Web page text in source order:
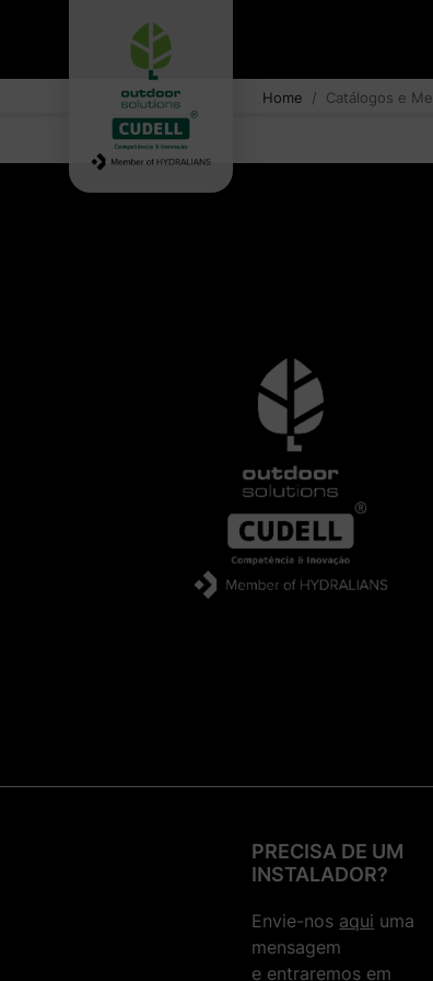
Home Catálogos e
PRECISA DE UM
INSTALADOR?
Envie-nos aqui uma
mensagem
e entraremos em